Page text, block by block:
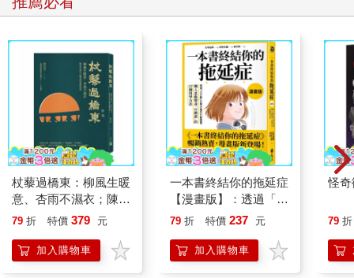
杖藜過橋東：柳風生暖
意、杏雨不濕衣；陳亮
恭談以心轉境的適齡漫
79 折 特價 379 元
加入購物車
一本書終結你的拖延症
【漫畫版】：透過「小
行動」打開大腦的行動
「行動派」的37個科
學方法
79 折 特價 237 元
加入購物車
怪
79 折